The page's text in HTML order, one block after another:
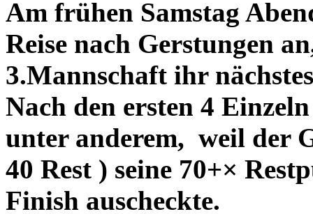
Am frühen Samstag
Reise nach Gerstungen
3.Mannschaft ihr
Nach den ersten 4
unter anderem, weil der
40 Rest ) seine 70+×
Finish auscheckte.